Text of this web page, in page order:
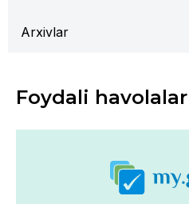
Arxivlar
Foydali havolalar